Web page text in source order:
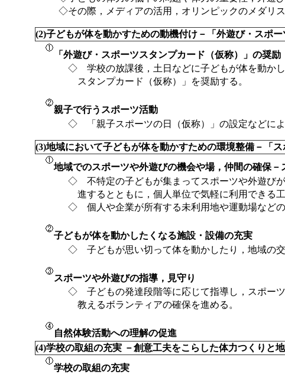
◇その際，メディアの活用，オリンピックのメダリ
(2)子どもが体を動かすための動機付け－「外遊び・スポ
「外遊び・スポーツスタンプカード（仮称）」の奨励
◇ 学校の放課後，土日などに子どもが体を動かし
スタンプカード（仮称）」を奨励する。
親子で行うスポーツ活動
◇ 「親子スポーツの日（仮称）」の設定などによ
(3)地域において子どもが体を動かすための環境整備－「
地域でのスポーツや外遊びの機会や場，仲間の確保－
◇ 不特定の子どもが集まってスポーツや外遊びが
進するとともに，個人単位で気軽に利用できる工
◇ 個人や企業が所有する未利用地や運動場などの
子どもが体を動かしたくなる施設・設備の充実
◇ 子どもが思い切って体を動かしたり，地域の交
スポーツや外遊びの指導，見守り
◇ 子どもの発達段階等に応じて指導し，スポーツ
教えるボランティアの確保を進める。
自然体験活動への理解の促進
(4)学校の取組の充実 －創意工夫をこらした体力つくりと
学校の取組の充実